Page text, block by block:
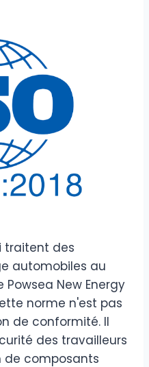
traitent des
automobiles au
New Energy
norme n'est pas
de conformité. Il
des travailleurs
de composants